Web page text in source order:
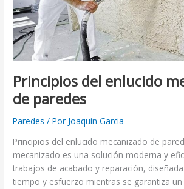
Principios del enlucido
de paredes
Paredes / Por Joaquin Garcia
Principios del enlucido mecanizado de
mecanizado es una solución moderna y
trabajos de acabado y reparación,
tiempo y esfuerzo mientras se garantiza